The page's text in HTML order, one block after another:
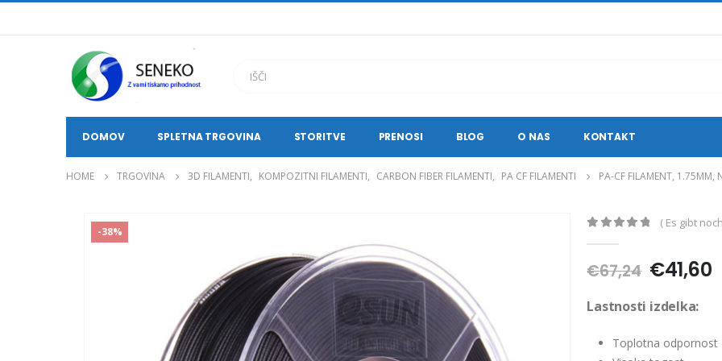
DOMOV SPLETNA TRGOVINA STORITVE PRENOSI BLOG O NAS KONTAKT
HOME TRGOVINA 3D FILAMENTI, KOMPOZITNI FILAMENTI, CARBON FIBER FILAMENTI, PA CF FILAMENTI PA-CF FILAMENT, 1.75MM,
-38%
( Es gibt
€67,24
Preis
war:
€41,60
Lastnosti izdelka:
Toplotna odpornost